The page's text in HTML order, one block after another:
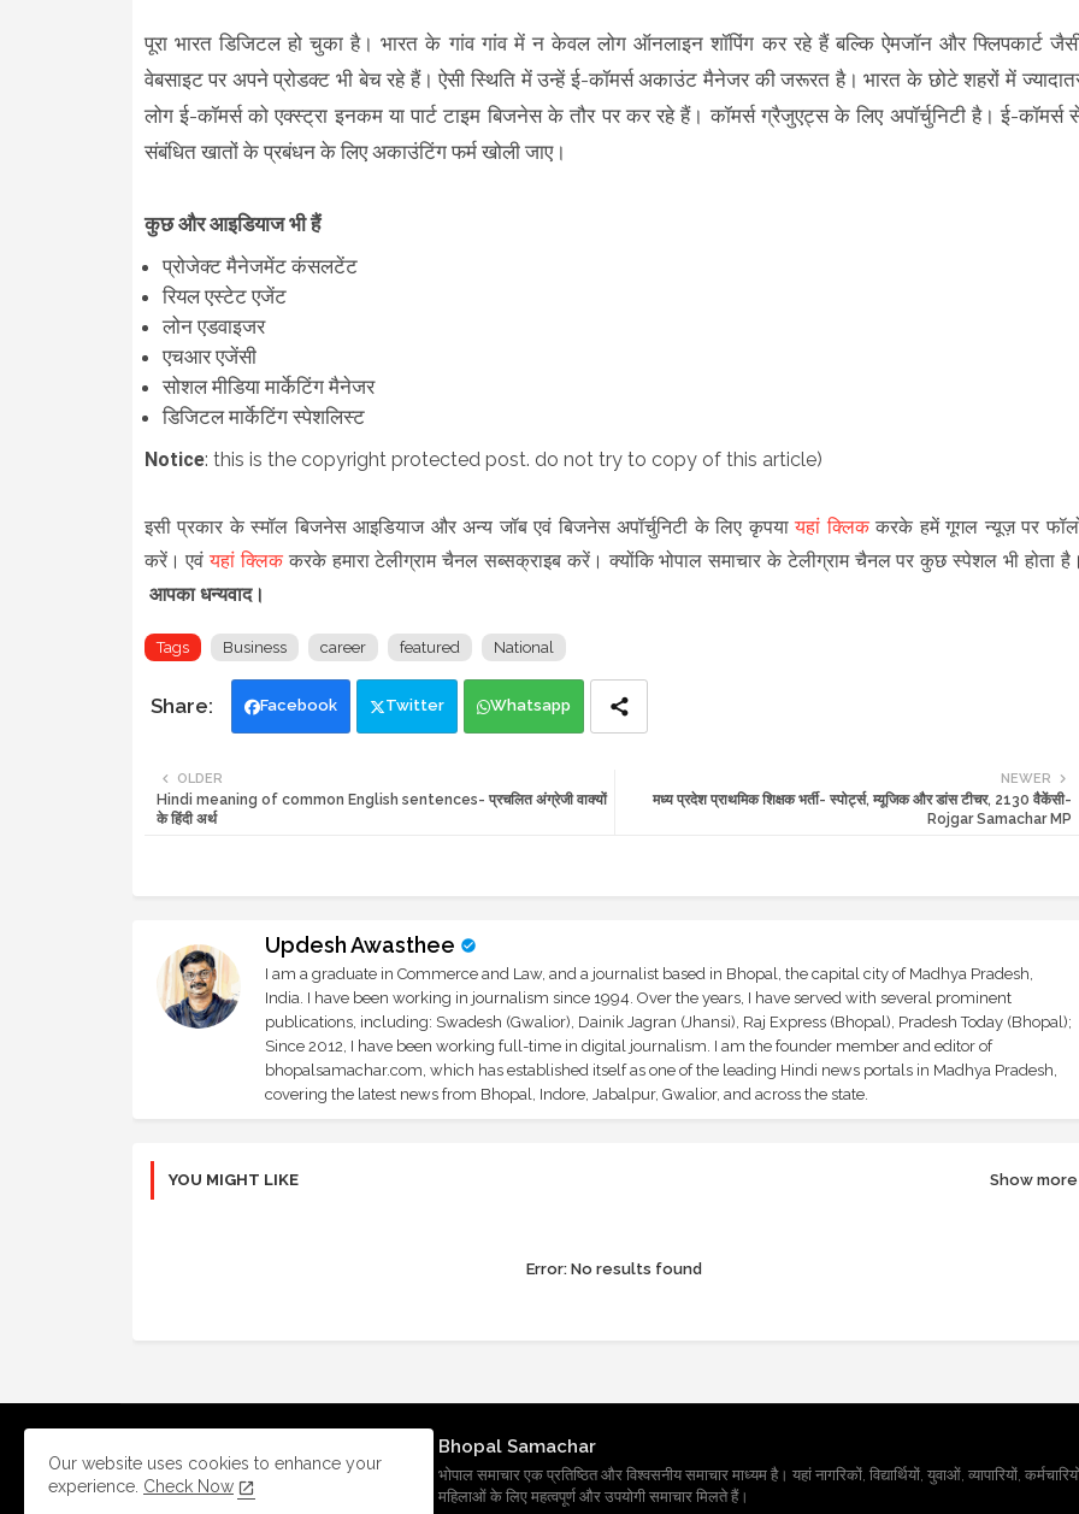
पूरा भारत डिजिटल हो चुका है। भारत के गांव गांव में न केवल लोग ऑनलाइन शॉपिंग कर रहे हैं बल्कि ऐमजॉन और फ्लिपकार्ट
वेबसाइट पर अपने प्रोडक्ट भी बेच रहे हैं। ऐसी स्थिति में उन्हें ई-कॉमर्स अकाउंट मैनेजर की जरूरत है। भारत के छोटे शहरों में
लोग ई-कॉमर्स को एक्स्ट्रा इनकम या पार्ट टाइम बिजनेस के तौर पर कर रहे हैं। कॉमर्स ग्रैजुएट्स के लिए अपॉर्चुनिटी है। ई-कॉमर्स
संबंधित खातों के प्रबंधन के लिए अकाउंटिंग फर्म खोली जाए।
कुछ और आइडियाज भी हैं
प्रोजेक्ट मैनेजमेंट कंसलटेंट
रियल एस्टेट एजेंट
लोन एडवाइजर
एचआर एजेंसी
सोशल मीडिया मार्केटिंग मैनेजर
डिजिटल मार्केटिंग स्पेशलिस्ट
Notice: this is the copyright protected post. do not try to copy of this article)
इसी प्रकार के स्मॉल बिजनेस आइडियाज और अन्य जॉब एवं बिजनेस अपॉर्चुनिटी के लिए कृपयायहां क्लिककरके हमें गूगल न्यूज़ पर
करें।एवंयहां क्लिककरके हमारा टेलीग्राम चैनल सब्सक्राइब करें। क्योंकि भोपाल समाचार के टेलीग्राम चैनल पर कुछ स्पेशल भी होता
आपका धन्यवाद।
Tags Business career featured National
Facebook Twitter Whatsapp
NEWER
मध्य प्रदेश प्राथमिक शिक्षक भर्ती- स्पोर्ट्स, म्यूजिक और डांस टीचर, 2130 वैकेंसी-
Rojgar Samachar MP
OLDER
Hindi meaning of common English sentences- प्रचलित अंग्रेजी वाक्यों
के हिंदी अर्थ
Updesh Awasthee
I am a graduate in Commerce and Law, and a journalist based in Bhopal, the capital city of Madhya Pradesh,
India. I have been working in journalism since 1994. Over the years, I have served with several prominent
publications, including: Swadesh (Gwalior), Dainik Jagran (Jhansi), Raj Express (Bhopal), Pradesh Today (Bhopal);
Since 2012, I have been working full-time in digital journalism. I am the founder member and editor of
bhopalsamachar.com, which has established itself as one of the leading Hindi news portals in Madhya Pradesh,
covering the latest news from Bhopal, Indore, Jabalpur, Gwalior, and across the state.
YOU MIGHT LIKE Show more
Error:No results found
Bhopal Samachar
भोपाल समाचार एक प्रतिष्ठित और विश्वसनीय समाचार माध्यम है। यहां नागरिकों, विद्यार्थियों, युवाओं, व्यापारियों,
महिलाओं के लिए महत्वपूर्ण और उपयोगी समाचार मिलते हैं।
Our website uses cookies to enhance your
experience. Check Now